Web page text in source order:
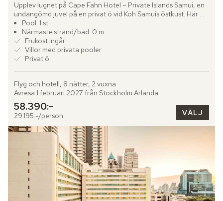
Upplev lugnet på Cape Fahn Hotel – Private Islands Samui, en
undangömd juvel på en privat ö vid Koh Samuis östkust. Här
väntar ett lyxigt paradis där du slappnar av i en fridfull...
Pool: 1 st
Närmaste strand/bad: 0 m
Frukost ingår
Villor med privata pooler
Privat ö
Flyg och hotell, 8 nätter, 2 vuxna
Avresa 1 februari 2027 från Stockholm Arlanda
58.390:-
29.195:-/person VÄLJ